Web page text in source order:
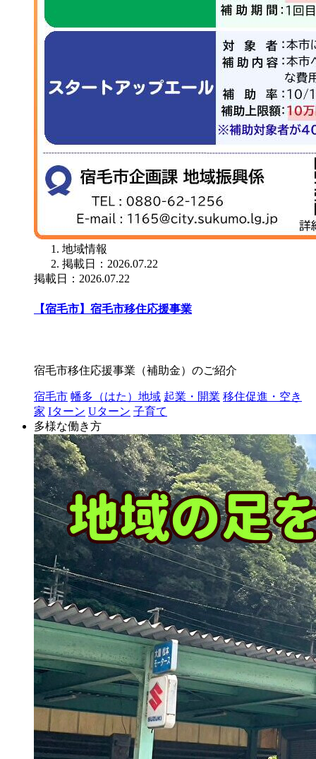
地域情報
掲載日：2026.07.22
掲載日：2026.07.22
【宿毛市】宿毛市移住応援事業
宿毛市移住応援事業（補助金）のご紹介
宿毛市 幡多（はた）地域 起業・開業 移住促進・空き
家 Iターン Uターン 子育て
多様な働き方